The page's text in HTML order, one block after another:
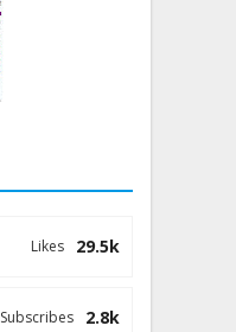
29.5k
Likes
2.8k
Subscribes